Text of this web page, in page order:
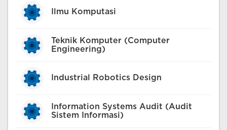
Ilmu Komputasi
Teknik Komputer (Computer
Engineering)
Industrial Robotics Design
Information Systems Audit (Audit
Sistem Informasi)